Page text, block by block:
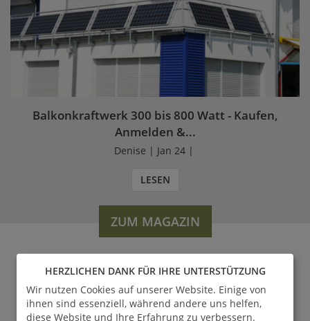
Balkonkraftwerk 300 bis 800 Watt - Kaufen,
Anmelden &...
Denise | Jan 24 |
LESEN
ZUM MAGAZIN
WERDEN SIE FAN VON
GARTENTRAUM.DE
HERZLICHEN DANK FÜR IHRE UNTERSTÜTZUNG
Wir nutzen Cookies auf unserer Website. Einige von
ihnen sind essenziell, während andere uns helfen,
diese Website und Ihre Erfahrung zu verbessern.